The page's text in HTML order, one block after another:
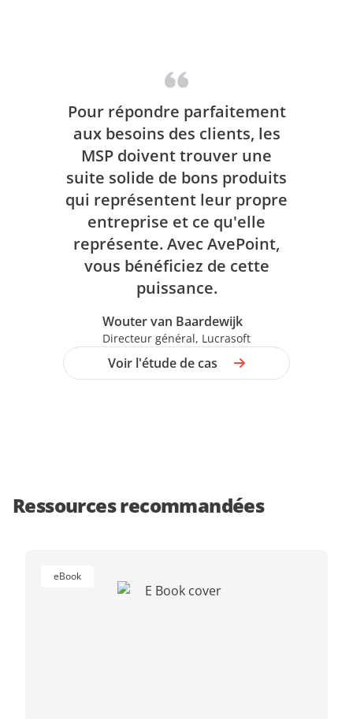
Pour répondre parfaitement
aux besoins des clients, les
MSP doivent trouver une
suite solide de bons produits
qui représentent leur propre
entreprise et ce qu'elle
représente. Avec AvePoint,
vous bénéficiez de cette
puissance.
Wouter van Baardewijk
Directeur général, Lucrasoft
Voir l'étude de cas
Ressources recommandées
eBook